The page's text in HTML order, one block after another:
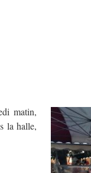
matin,
la halle,